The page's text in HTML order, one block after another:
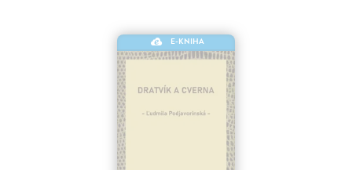
E-KNIHA